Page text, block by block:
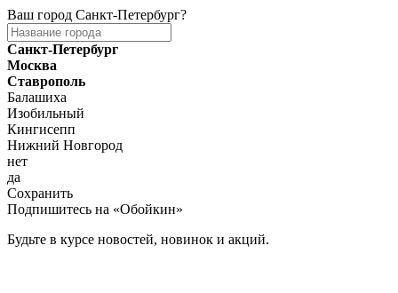
Ваш город Санкт-Петербург?
Санкт-Петербург
Москва
Ставрополь
Балашиха
Изобильный
Кингисепп
Нижний Новгород
нет
да
Сохранить
Подпишитесь на «Обойкин»
Будьте в курсе новостей, новинок и акций.